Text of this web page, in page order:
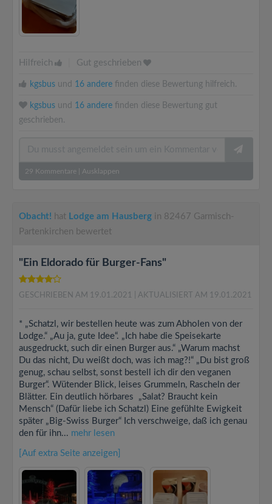
Hilfreich Gut geschrieben
kgsbus und 16 andere finden diese Bewertung hilfreich.
kgsbus und 16 andere finden diese Bewertung gut
geschrieben.
29 Kommentare Ausklappen
Obacht! hat Lodge am Hausberg in 82467 Garmisch-
Partenkirchen bewertet
"Ein Eldorado für Burger-Fans"
GESCHRIEBEN AM 19.01.2021 | AKTUALISIERT AM 19.01.2021
* „Schatzl, wir bestellen heute was zum Abholen von der
Lodge.“ „Au ja, gute Idee“. „Ich habe die Speisekarte
ausgedruckt, such dir einen Burger aus.“ „Warum machst
Du das nicht, Du weißt doch, was ich mag?!“ „Du bist groß
genug, schau selbst, sonst bestell ich dir den veganen
Burger“. Wütender Blick, leises Grummeln, Rascheln der
Blätter. Ein deutlich hörbares „Salat? Braucht kein
Mensch“ (Dafür liebe ich Schatzl) Eine gefühlte Ewigkeit
später „Big-Swiss Burger“ Ich verschweige, daß ich genau
den für ihn... mehr lesen
[Auf extra Seite anzeigen]